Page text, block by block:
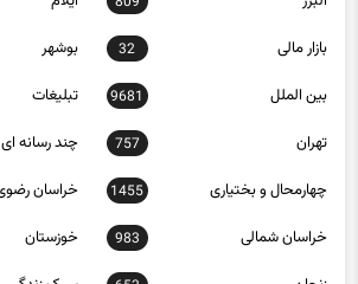
بازار مالی 32 بوشهر
بین الملل 9681 تبلیغات
تهران 757 چند رسانه ای
چهارمحال و بختیاری 1455 خراسان رضوی
خراسان شمالی 983 خوزستان
زنجان 653 سبک زندگی